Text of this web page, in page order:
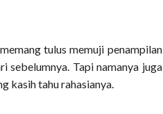
tulus memuji penampilan
sebelumnya. Tapi namanya juga
kasih tahu rahasianya.